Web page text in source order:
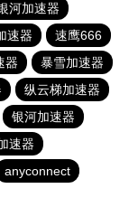
河加速器
速器
速鹰666
器
暴雪加速器
纵云梯加速器
银河加速器
速器
anyconnect